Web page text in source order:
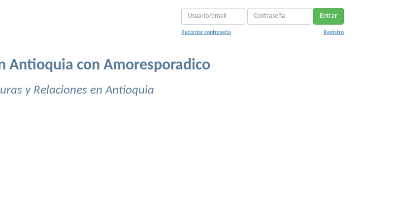
Entrar
Recordar contraseña Registro
Antioquia con Amoresporadico
y Relaciones en Antioquia